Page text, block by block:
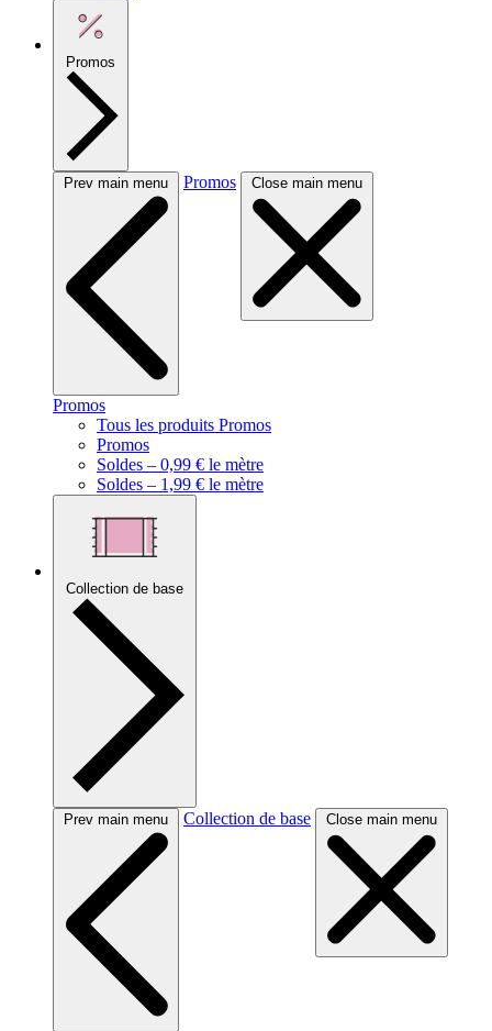
Promos
Prev main menu Promos Close main menu
Promos
Tous les produits Promos
Promos
Soldes – 0,99 € le mètre
Soldes – 1,99 € le mètre
Collection de base
Prev main menu Collection de base Close main menu